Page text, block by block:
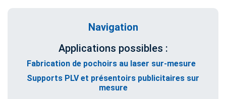
Navigation
Applications possibles :
Fabrication de pochoirs au laser sur-mesure
Supports PLV et présentoirs publicitaires sur
mesure